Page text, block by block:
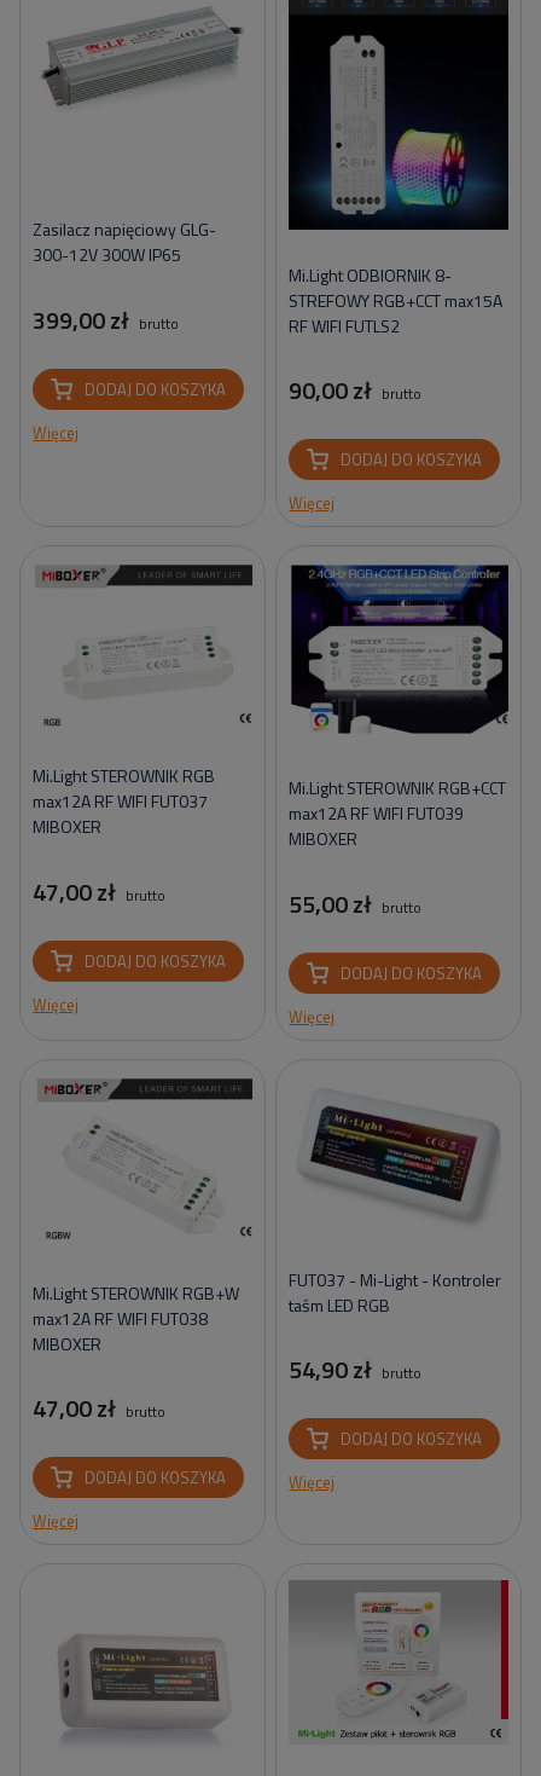
Zasilacz napięciowy GLG-
300-12V 300W IP65
399,00 zł brutto
DODAJ DO KOSZYKA
Więcej
Mi.Light ODBIORNIK 8-
STREFOWY RGB+CCT max15A
RF WIFI FUTLS2
90,00 zł brutto
DODAJ DO KOSZYKA
Więcej
Mi.Light STEROWNIK RGB
max12A RF WIFI FUT037
MIBOXER
47,00 zł brutto
DODAJ DO KOSZYKA
Więcej
Mi.Light STEROWNIK RGB+CCT
max12A RF WIFI FUT039
MIBOXER
55,00 zł brutto
DODAJ DO KOSZYKA
Więcej
Mi.Light STEROWNIK RGB+W
max12A RF WIFI FUT038
MIBOXER
47,00 zł brutto
DODAJ DO KOSZYKA
Więcej
FUT037 - Mi-Light - Kontroler
taśm LED RGB
54,90 zł brutto
DODAJ DO KOSZYKA
Więcej